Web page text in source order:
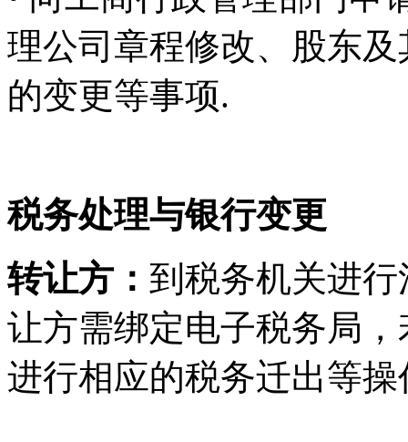
理公司章程修改、股东
的变更等事项.
税务处理与银行变更
转让方： 到税务机关进
让方需绑定电子税务局
进行相应的税务迁出等操